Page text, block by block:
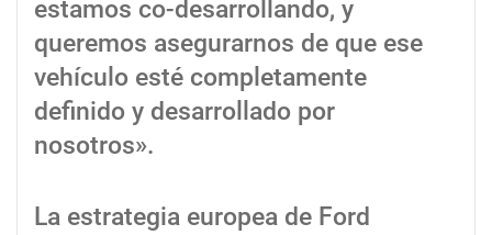
estamos co-desarrollando, y
queremos asegurarnos de que ese
vehículo esté completamente
definido y desarrollado por
nosotros».
La estrategia europea de Ford